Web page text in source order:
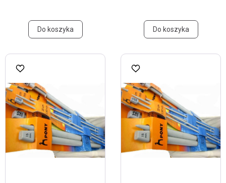
Do koszyka Do koszyka